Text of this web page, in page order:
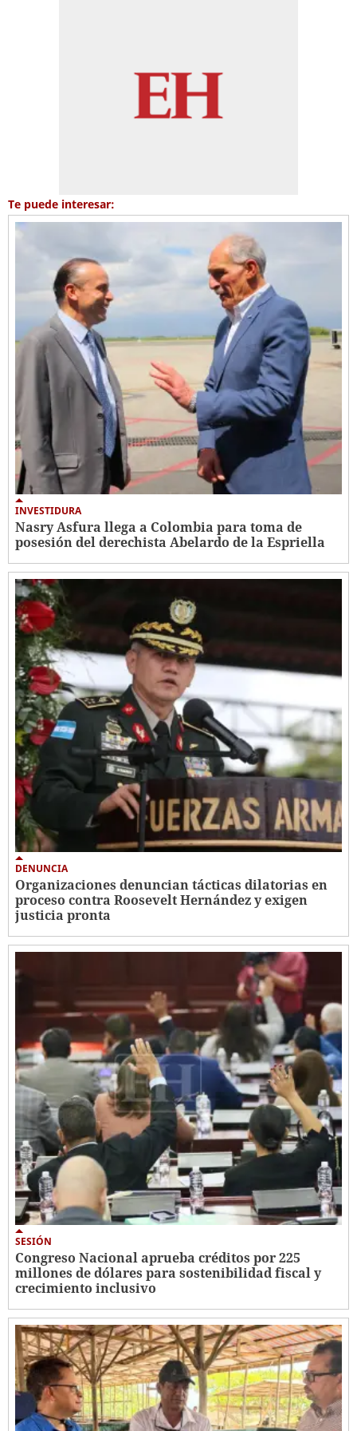
Te puede interesar:
INVESTIDURA
Nasry Asfura llega a Colombia para toma de
posesión del derechista Abelardo de la Espriella
DENUNCIA
Organizaciones denuncian tácticas dilatorias en
proceso contra Roosevelt Hernández y exigen
justicia pronta
SESIÓN
Congreso Nacional aprueba créditos por 225
millones de dólares para sostenibilidad fiscal y
crecimiento inclusivo